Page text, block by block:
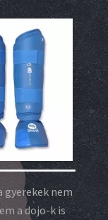
gyerekek nem
a dojo-k is